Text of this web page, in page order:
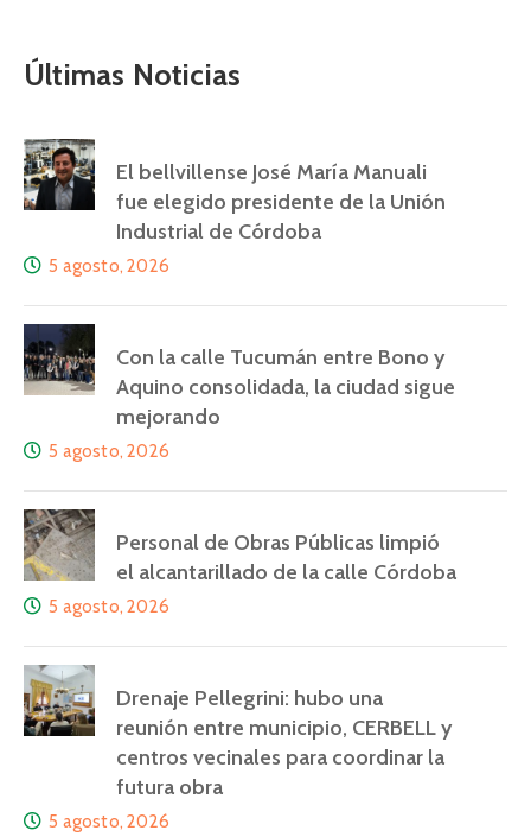
Últimas Noticias
El bellvillense José María Manuali
fue elegido presidente de la Unión
Industrial de Córdoba
5 agosto, 2026
Con la calle Tucumán entre Bono y
Aquino consolidada, la ciudad sigue
mejorando
5 agosto, 2026
Personal de Obras Públicas limpió
el alcantarillado de la calle Córdoba
5 agosto, 2026
Drenaje Pellegrini: hubo una
reunión entre municipio, CERBELL y
centros vecinales para coordinar la
futura obra
5 agosto, 2026